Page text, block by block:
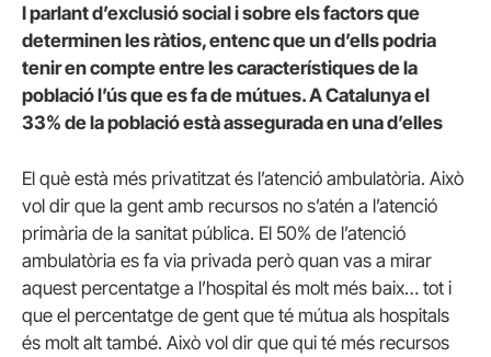
I parlant d’exclusió social i sobre els factors que
determinen les ràtios, entenc que un d’ells podria
tenir en compte entre les característiques de la
població l’ús que es fa de mútues. A Catalunya el
33% de la població està assegurada en una d’elles
El què està més privatitzat és l’atenció ambulatòria. Això
vol dir que la gent amb recursos no s’atén a l’atenció
primària de la sanitat pública. El 50% de l’atenció
ambulatòria es fa via privada però quan vas a mirar
aquest percentatge a l’hospital és molt més baix… tot i
que el percentatge de gent que té mútua als hospitals
és molt alt també. Això vol dir que qui té més recursos